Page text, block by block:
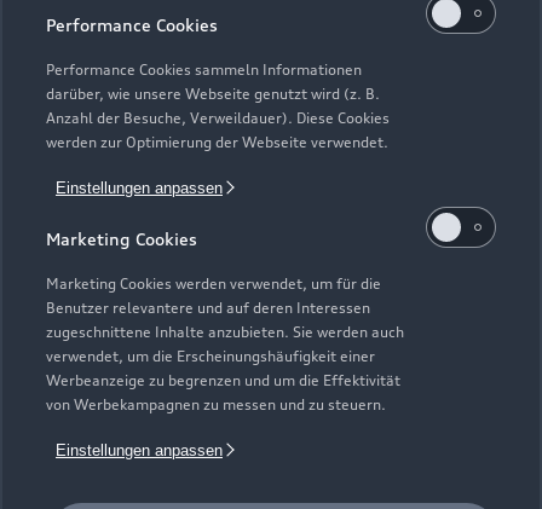
Performance Cookies
Performance Cookies sammeln Informationen
darüber, wie unsere Webseite genutzt wird (z. B.
Anzahl der Besuche, Verweildauer). Diese Cookies
werden zur Optimierung der Webseite verwendet.
Einstellungen anpassen
Marketing Cookies
Marketing Cookies werden verwendet, um für die
Benutzer relevantere und auf deren Interessen
zugeschnittene Inhalte anzubieten. Sie werden auch
verwendet, um die Erscheinungshäufigkeit einer
Werbeanzeige zu begrenzen und um die Effektivität
von Werbekampagnen zu messen und zu steuern.
Einstellungen anpassen
Elektromodelle
Plug-in-Hybride
Neuwagensuche
Gebrauchtwagensuche
Geschäftskunden
Service & Zubehör
Saisonale Angebote
Audi Services
Garantie
Audi digital services
myAudi
Support
Audi Code
Häufige Fragen (FAQ)
Audi Online Beratung
Online-Terminvereinbarung
Servicekontakt
Über Audi
Unternehmen
Karriere
Investor Relations
© 2026 AUDI AG. Alle Rechte vorbehalten
Impressum Rechtliches